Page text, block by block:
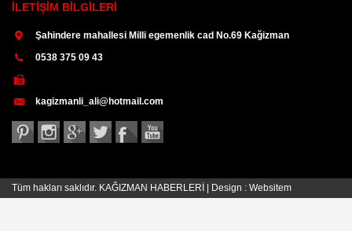
İLETİŞİM BİLGİLERİ
Şahindere mahallesi Milli egemenlik cad No.69 Kağizman
0538 375 09 43
kagizmanli_ali@hotmail.com
Tüm hakları saklıdır. KAĞIZMAN HABERLERİ | Design : Websitem